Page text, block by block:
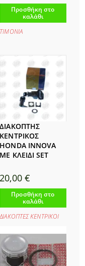
Προσθήκη στο
καλάθι
ΤΙΜΟΝΙΑ
ΔΙΑΚΟΠΤΗΣ
ΚΕΝΤΡΙΚΟΣ
HONDA INNOVA
ΜΕ ΚΛΕΙΔΙ SET
20,00 €
Προσθήκη στο
καλάθι
ΔΙΑΚΟΠΤΕΣ ΚΕΝΤΡΙΚΟΙ